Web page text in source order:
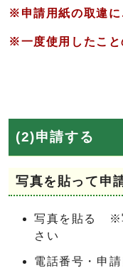
※申請用紙の取違に
※一度使用したこと
(2)申請する
写真を貼って申
写真を貼る ※
さい
電話番号・申